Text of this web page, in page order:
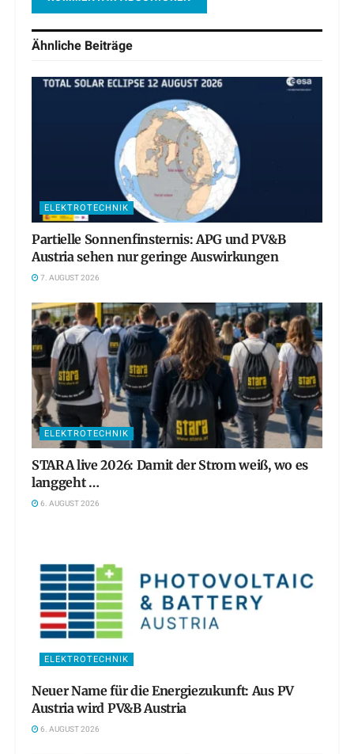
Ähnliche Beiträge
ELEKTROTECHNIK
Partielle Sonnenfinsternis: APG und PV&B
Austria sehen nur geringe Auswirkungen
7. AUGUST 2026
ELEKTROTECHNIK
STARA live 2026: Damit der Strom weiß, wo es
langgeht …
6. AUGUST 2026
ELEKTROTECHNIK
Neuer Name für die Energiezukunft: Aus PV
Austria wird PV&B Austria
6. AUGUST 2026